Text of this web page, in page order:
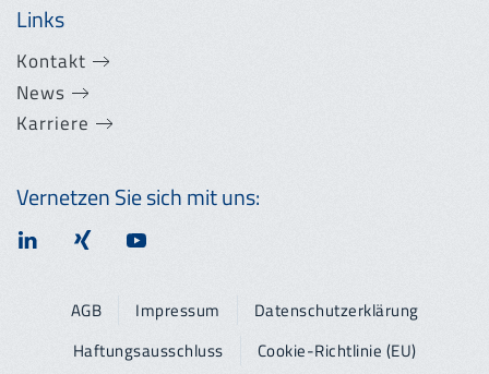
Links
Kontakt
News
Karriere
Vernetzen Sie sich mit uns:
AGB Impressum
Datenschutzerklärung
Haftungsausschluss
Cookie-Richtlinie (EU)